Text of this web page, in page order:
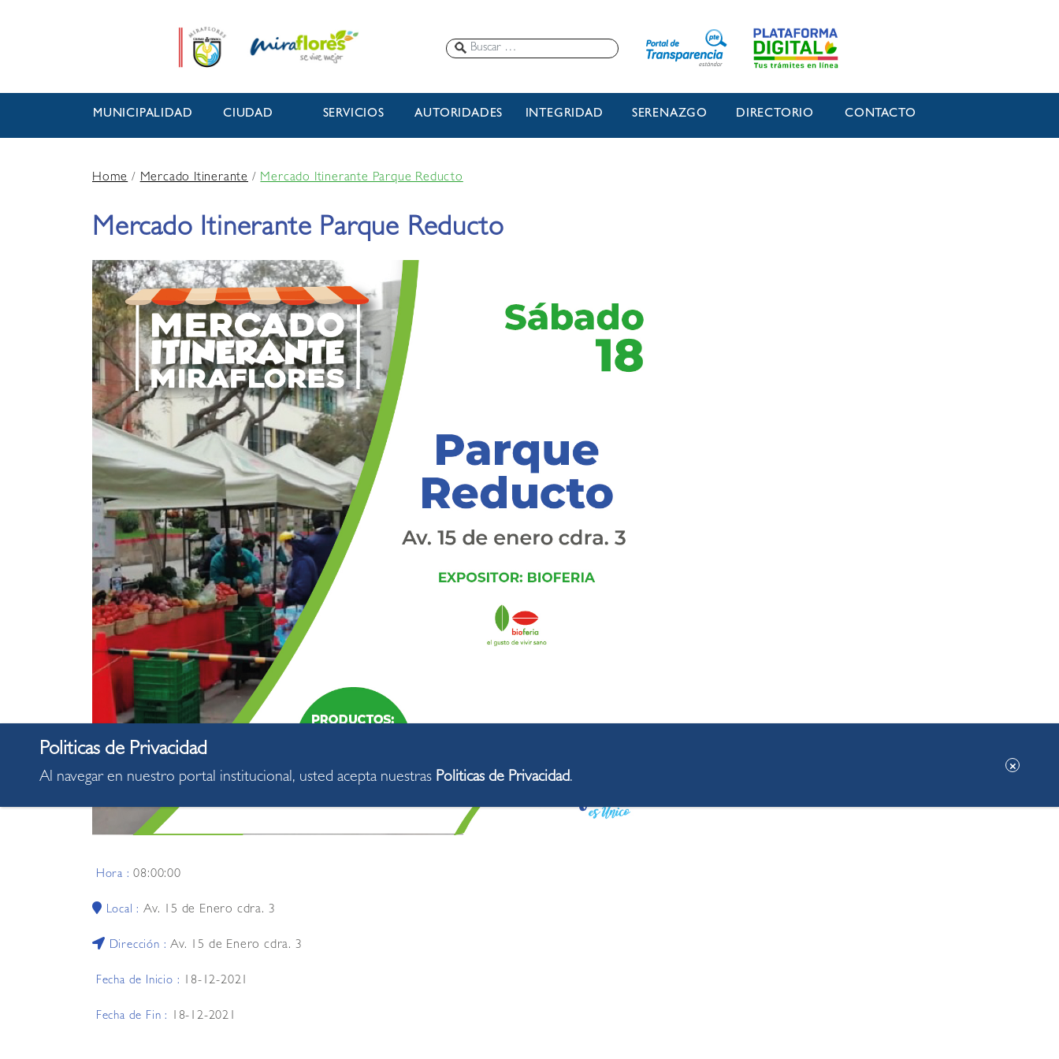
MUNICIPALIDAD CIUDAD SERVICIOS AUTORIDADES INTEGRIDAD SERENAZGO DIRECTORIO CONTACTO
Home/Mercado Itinerante /Mercado Itinerante Parque Reducto
Mercado Itinerante Parque Reducto
Hora :08:00:00
Local :Av. 15 de Enero cdra. 3
Dirección :Av. 15 de Enero cdra. 3
Fecha de Inicio : 18-12-2021
Fecha de Fin : 18-12-2021
Al navegar en nuestro portal institucional, usted acepta nuestras Politicas de Privacidad.